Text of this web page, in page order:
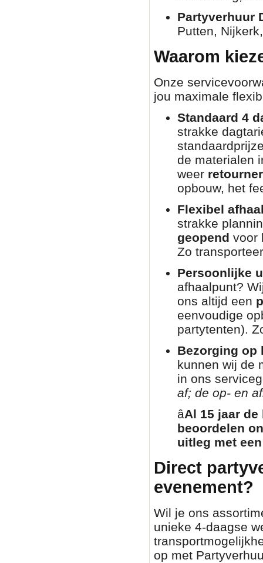
Partyverhuur
Putten,
Waarom
Onze
jou maximale
Standaard 4
strakke
de materialen
weer
opbouw, het
Flexibel
strakke
geopend voor
Zo
Persoonlijke
afhaalpunt?
ons altijd een
eenvoudige
partytenten).
Bezorging op
kunnen wij de
in ons
af; de op- en
â­Al 15 jaar
beoordelen
uitleg met
Direct
evenement?
Wil je ons
unieke 4-daagse
op met